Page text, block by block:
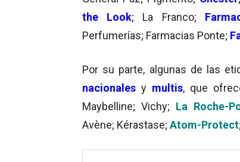
the Look; La Franco;
Perfumerías; Farmacias Ponte;
Por su parte, algunas de las
nacionales y multis, que
Maybelline; Vichy; La Roche-
Avène; Kérastase; Atom-Protect